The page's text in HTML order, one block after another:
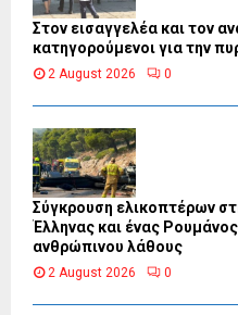
Στον εισαγγελέα και τον
κατηγορούμενοι για την
2 August 2026 0
Σύγκρουση ελικοπτέρων
Έλληνας και ένας
ανθρώπινου λάθους
2 August 2026 0